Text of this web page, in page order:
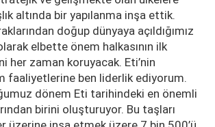
altında bir yapılanma inşa ettik.
doğup dünyaya açıldığımız
elbette önem halkasının ilk
her zaman koruyacak. Eti’nin
faaliyetlerine ben liderlik ediyorum.
dönem Eti tarihindeki en önemli
birini oluşturuyor. Bu taşları